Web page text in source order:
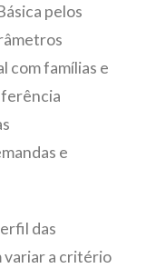
pelos
com famílias e
e
das
variar a critério